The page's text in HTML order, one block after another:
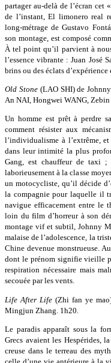
partager au-delà de l’écran cet
de l’instant, El limonero real
long-métrage de Gustavo
son montage, est composé
À tel point qu’il parvient à
l’essence vibrante : Juan José
brins ou des éclats
Old Stone(LAO SHI) de
An NAI, Hongwei WANG, Zebin
Un homme est prêt à perdre
comment résister aux
l’individualisme à l’extrême,
dans leur intimité la plus
Gang, est chauffeur de taxi
laborieusement à la classe
un motocycliste, qu’il décide
la compagnie pour laquelle il
navigue efficacement entre le
loin du film d’horreur à son
montage vif et subtil, Johnny
malaise de l’adolescence, la
Chine devenue monstrueuse.
dont le prénom signifie vieille
respiration nécessaire mais
secouée par les vents.
Life After Life(Zhi fan ye
Mingjun Zhang. 1h20.
Le paradis apparaît sous la
Grecs avaient les Hespérides,
creuse dans le terreau des